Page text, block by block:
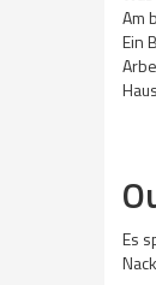
Am
Ein
Es